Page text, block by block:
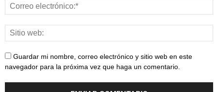
Guardar mi nombre, correo electrónico y sitio web en este
navegador para la próxima vez que haga un comentario.